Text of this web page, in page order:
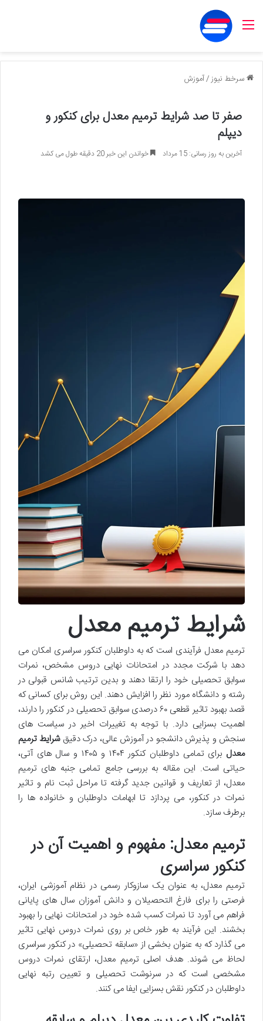
منو
سرخط نیوز/آموزش
صفر تا صد شرایط ترمیم معدل برای کنکور و
دیپلم
آخرین به روز رسانی: 15 مرداد خواندن این خبر 20 دقیقه طول می کشد
شرایط ترمیم معدل
ترمیم معدل فرآیندی است که به داوطلبان کنکور سراسری امکان می
دهد با شرکت مجدد در امتحانات نهایی دروس مشخص، نمرات
سوابق تحصیلی خود را ارتقا دهند و بدین ترتیب شانس قبولی در
رشته و دانشگاه مورد نظر را افزایش دهند. این روش برای کسانی که
قصد بهبود تاثیر قطعی ۶۰ درصدی سوابق تحصیلی در کنکور را دارند،
اهمیت بسزایی دارد. با توجه به تغییرات اخیر در سیاست های
سنجش و پذیرش دانشجو در آموزش عالی، درک دقیقشرایط ترمیم
معدل
برای تمامی داوطلبان کنکور ۱۴۰۴ و ۱۴۰۵ و سال های آتی،
حیاتی است. این مقاله به بررسی جامع تمامی جنبه های ترمیم
معدل، از تعاریف و قوانین جدید گرفته تا مراحل ثبت نام و تاثیر
نمرات در کنکور، می پردازد تا ابهامات داوطلبان و خانواده ها را
برطرف سازد.
ترمیم معدل: مفهوم و اهمیت آن در
کنکور سراسری
ترمیم معدل، به عنوان یک سازوکار رسمی در نظام آموزشی ایران،
فرصتی را برای فارغ التحصیلان و دانش آموزان سال های پایانی
فراهم می آورد تا نمرات کسب شده خود در امتحانات نهایی را بهبود
بخشند. این فرآیند به طور خاص بر روی نمرات دروس نهایی تاثیر
می گذارد که به عنوان بخشی از «سابقه تحصیلی» در کنکور سراسری
لحاظ می شوند. هدف اصلی ترمیم معدل، ارتقای نمرات دروس
مشخصی است که در سرنوشت تحصیلی و تعیین رتبه نهایی
داوطلبان در کنکور نقش بسزایی ایفا می کنند.